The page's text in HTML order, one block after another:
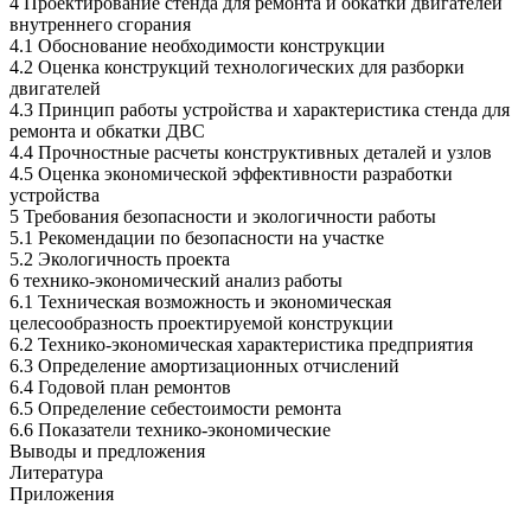
внутреннего сгорания
4.1 Обоснование необходимости конструкции
4.2 Оценка конструкций технологических для разборки
двигателей
4.3 Принцип работы устройства и характеристика стенда для
ремонта и обкатки ДВС
4.4 Прочностные расчеты конструктивных деталей и узлов
4.5 Оценка экономической эффективности разработки
устройства
5 Требования безопасности и экологичности работы
5.1 Рекомендации по безопасности на участке
5.2 Экологичность проекта
6 технико-экономический анализ работы
6.1 Техническая возможность и экономическая
целесообразность проектируемой конструкции
6.2 Технико-экономическая характеристика предприятия
6.3 Определение амортизационных отчислений
6.4 Годовой план ремонтов
6.5 Определение себестоимости ремонта
6.6 Показатели технико-экономические
Выводы и предложения
Литература
Приложения